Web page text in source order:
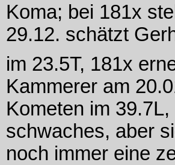
Koma; bei 181x
29.12. schätzt
im 23.5T, 181x
Kammerer am
Kometen im
schwaches, aber
noch immer eine